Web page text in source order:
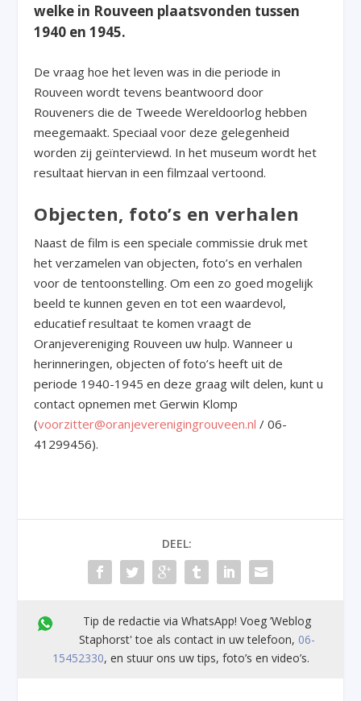
welke in Rouveen plaatsvonden tussen
1940 en 1945.
De vraag hoe het leven was in die periode in
Rouveen wordt tevens beantwoord door
Rouveners die de Tweede Wereldoorlog hebben
meegemaakt. Speciaal voor deze gelegenheid
worden zij geïnterviewd. In het museum wordt het
resultaat hiervan in een filmzaal vertoond.
Objecten, foto’s en verhalen
Naast de film is een speciale commissie druk met
het verzamelen van objecten, foto’s en verhalen
voor de tentoonstelling. Om een zo goed mogelijk
beeld te kunnen geven en tot een waardevol,
educatief resultaat te komen vraagt de
Oranjevereniging Rouveen uw hulp. Wanneer u
herinneringen, objecten of foto’s heeft uit de
periode 1940-1945 en deze graag wilt delen, kunt u
contact opnemen met Gerwin Klomp
(voorzitter@oranjeverenigingrouveen.nl / 06-
41299456).
DEEL:
Tip de redactie via WhatsApp! Voeg ’Weblog
Staphorst' toe als contact in uw telefoon, 06-
15452330, en stuur ons uw tips, foto’s en video’s.